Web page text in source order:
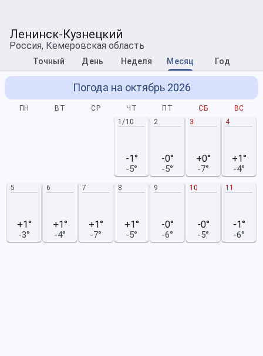
Ленинск-Кузнецкий
Россия, Кемеровская область
Точный День Неделя Месяц Год
Погода на октябрь 2026
ПН ВТ СР ЧТ ПТ СБ
ВС
1/10
-1°
-5°
2
-0°
-5°
3
+0°
-7°
4
+1°
-4°
5
+1°
-3°
6
+1°
-4°
7
+1°
-7°
8
+1°
-5°
9
-0°
-6°
10
-0°
-5°
11
-1°
-6°